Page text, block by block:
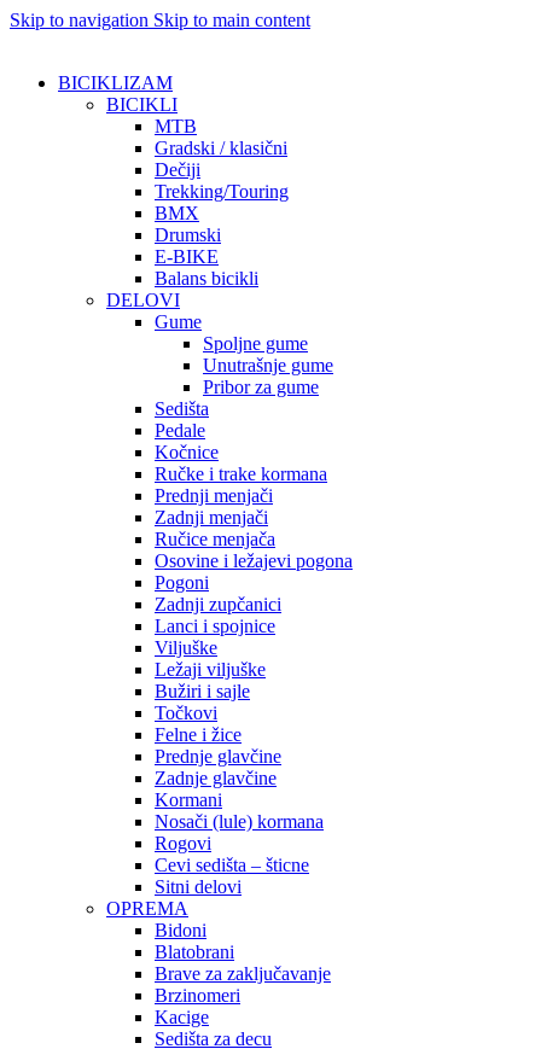
Skip to navigation Skip to main content
BICIKLIZAM
BICIKLI
MTB
Gradski / klasični
Dečiji
Trekking/Touring
BMX
Drumski
E-BIKE
Balans bicikli
DELOVI
Gume
Spoljne gume
Unutrašnje gume
Pribor za gume
Sedišta
Pedale
Kočnice
Ručke i trake kormana
Prednji menjači
Zadnji menjači
Ručice menjača
Osovine i ležajevi pogona
Pogoni
Zadnji zupčanici
Lanci i spojnice
Viljuške
Ležaji viljuške
Bužiri i sajle
Točkovi
Felne i žice
Prednje glavčine
Zadnje glavčine
Kormani
Nosači (lule) kormana
Rogovi
Cevi sedišta – šticne
Sitni delovi
OPREMA
Bidoni
Blatobrani
Brave za zaključavanje
Brzinomeri
Kacige
Sedišta za decu